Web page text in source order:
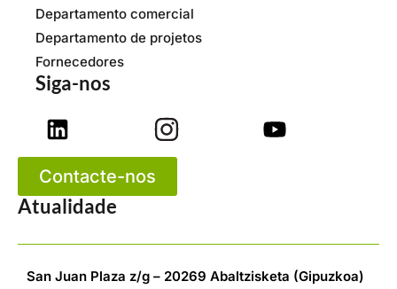
Departamento comercial
Departamento de projetos
Fornecedores
Siga-nos
Contacte-nos
Atualidade
San Juan Plaza z/g – 20269 Abaltzisketa (Gipuzkoa)